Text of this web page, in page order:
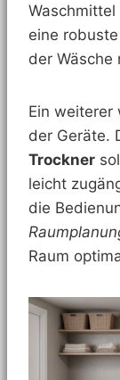
eine
der Wäsche
Ein weiterer
der Geräte.
Trockner
leicht
die
Raum